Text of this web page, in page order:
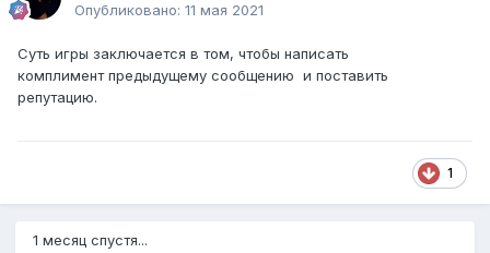
Опубликовано: 11 мая 2021
Суть игры заключается в том, чтобы написать
комплимент предыдущему сообщению и поставить
репутацию.
1
1 месяц спустя...